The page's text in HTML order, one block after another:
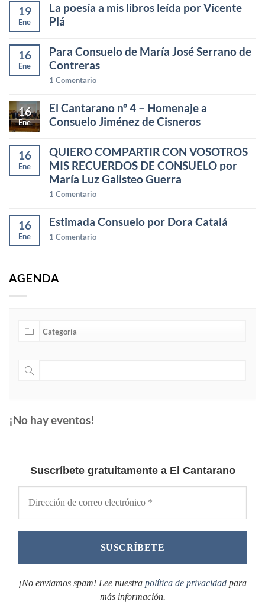
19
Ene
La poesía a mis libros leída por Vicente
Plá
16
Ene
Para Consuelo de María José Serrano de
Contreras
1 Comentario
16
Ene
El Cantarano nº 4 – Homenaje a
Consuelo Jiménez de Cisneros
16
Ene
QUIERO COMPARTIR CON VOSOTROS
MIS RECUERDOS DE CONSUELO por
María Luz Galisteo Guerra
1 Comentario
16
Ene
Estimada Consuelo por Dora Catalá
1 Comentario
AGENDA
¡No hay eventos!
Suscríbete gratuitamente a El Cantarano
¡No enviamos spam! Lee nuestra política de privacidad para
más información.